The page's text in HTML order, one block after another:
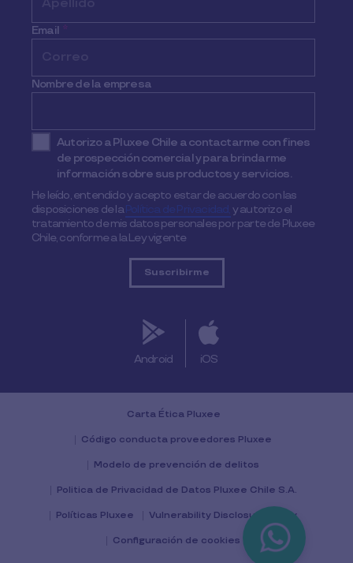
Email *
Nombre de la empresa
Autorizo a Pluxee Chile a contactarme con fines
de prospección comercial y para brindarme
información sobre sus productos y servicios.
He leído, entendido y acepto estar de acuerdo con las
disposiciones de laPolítica de Privacidad,y autorizo el
tratamiento de mis datos personales por parte de Pluxee
Chile, conforme a la Ley vigente
Android iOS
Carta Ética Pluxee
Código conducta proveedores Pluxee
Modelo de prevención de delitos
Politica de Privacidad de Datos Pluxee Chile S.A.
Políticas Pluxee Vulnerability Disclosure Policy
Configuración de cookies